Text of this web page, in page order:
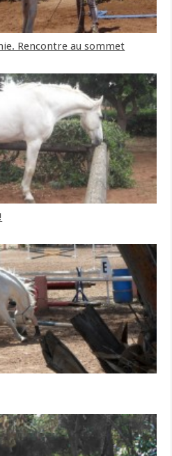
Rencontre au sommet